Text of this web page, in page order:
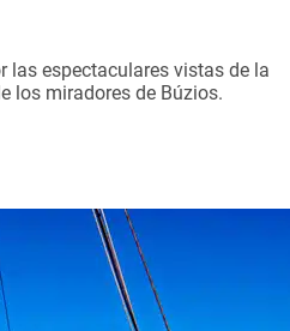
las espectaculares vistas de la
los miradores de Búzios.